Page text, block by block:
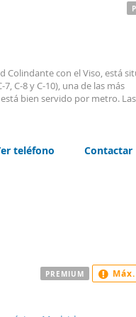
Colindante con el Viso, está
C-8 y C-10), una de las más
bien servido por metro.
(Colindante) Gregorio
teléfono Contactar
PREMIUM